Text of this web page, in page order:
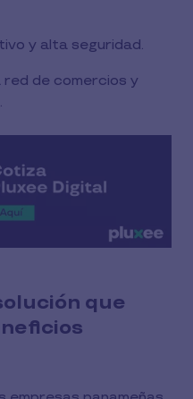
y alta seguridad.
red de comercios y
que